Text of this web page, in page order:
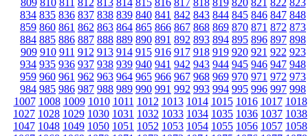
809 810 811 812 813 814 815 816 817 818 819 820 821 822 823
834 835 836 837 838 839 840 841 842 843 844 845 846 847 848
859 860 861 862 863 864 865 866 867 868 869 870 871 872 873
884 885 886 887 888 889 890 891 892 893 894 895 896 897 898
909 910 911 912 913 914 915 916 917 918 919 920 921 922 923
934 935 936 937 938 939 940 941 942 943 944 945 946 947 948
959 960 961 962 963 964 965 966 967 968 969 970 971 972 973
984 985 986 987 988 989 990 991 992 993 994 995 996 997 998
1007 1008 1009 1010 1011 1012 1013 1014 1015 1016 1017 1018
1027 1028 1029 1030 1031 1032 1033 1034 1035 1036 1037 1038
1047 1048 1049 1050 1051 1052 1053 1054 1055 1056 1057 1058